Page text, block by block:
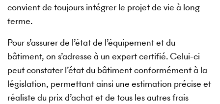
convient de toujours intégrer le projet de vie à long
terme.
Pour s’assurer de l’état de l’équipement et du
bâtiment, on s’adresse à un expert certifié. Celui-ci
peut constater l’état du bâtiment conformément à la
législation, permettant ainsi une estimation précise et
réaliste du prix d’achat et de tous les autres frais